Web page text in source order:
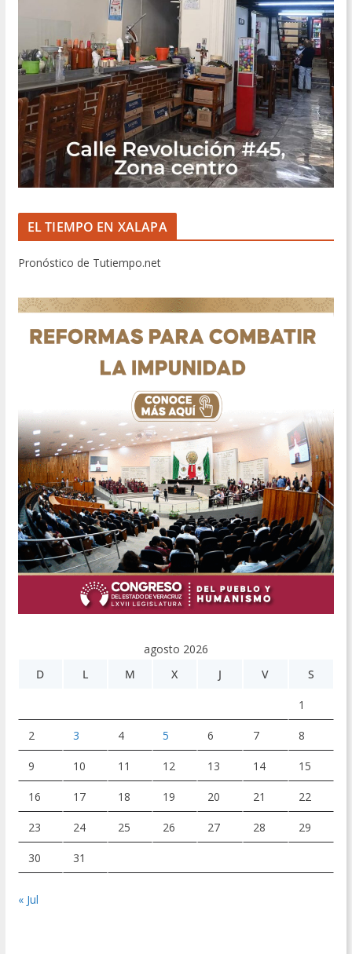
EL TIEMPO EN XALAPA
Pronóstico de Tutiempo.net
agosto 2026
D
L M X J V S
1
2 3 4 5 6 7 8
9 10 11 12 13 14 15
16 17 18 19 20 21 22
23 24 25 26 27 28 29
30 31
« Jul